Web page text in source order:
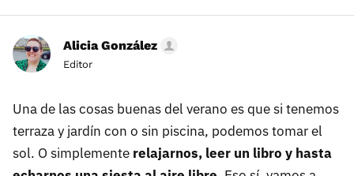
Alicia González
Editor
Una de las cosas buenas del verano es que si tenemos
terraza y jardín con o sin piscina, podemos tomar el
sol. O simplemente relajarnos, leer un libro y hasta